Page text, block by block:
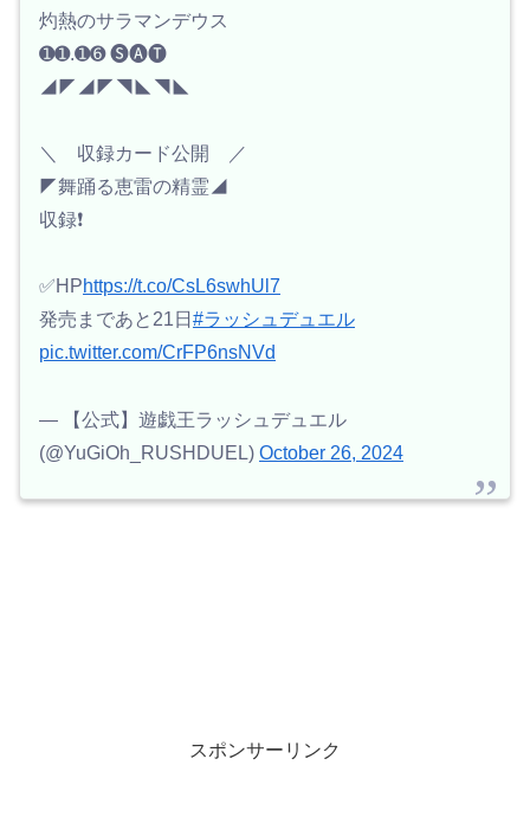
灼熱のサラマンデウス
➊➊.➊➏ 🅢🅐🅣
◢◤◢◤◥◣◥◣
＼ 収録カード公開 ／
◤舞踊る恵雷の精霊◢
収録❗️
✅HPhttps://t.co/CsL6swhUl7
発売まであと21日 #ラッシュデュエル
pic.twitter.com/CrFP6nsNVd
— 【公式】遊戯王ラッシュデュエル
(@YuGiOh_RUSHDUEL) October 26, 2024
スポンサーリンク